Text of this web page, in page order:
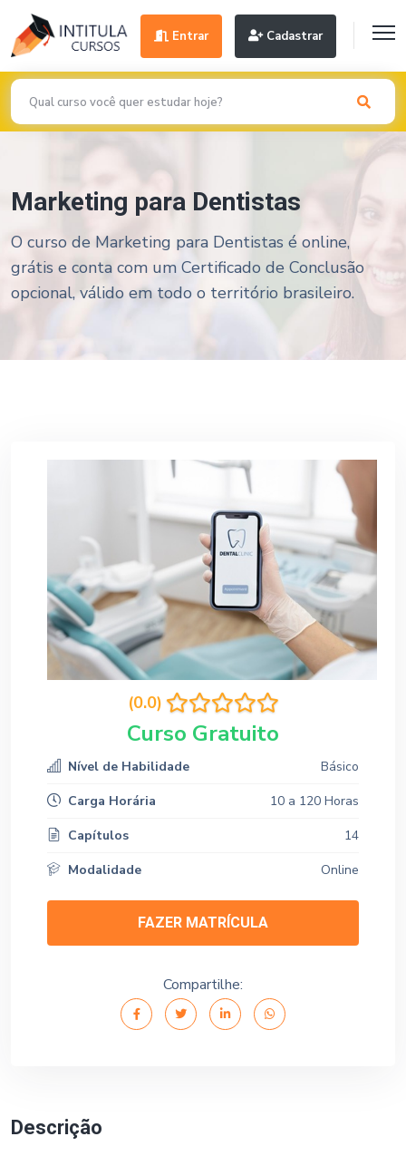
Entrar Cadastrar
Marketing para Dentistas
O curso de Marketing para Dentistas é online,
grátis e conta com um Certificado de Conclusão
opcional, válido em todo o território brasileiro.
Descrição
(0.0)
Curso Gratuito
Nível de Habilidade
Básico
Carga Horária
10 a 120 Horas
Capítulos
14
Modalidade
Online
FAZER MATRÍCULA
Compartilhe: